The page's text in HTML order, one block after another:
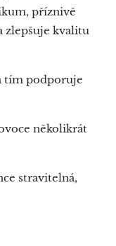
příznivě
zlepšuje kvalitu
tím podporuje
několikrát
stravitelná,